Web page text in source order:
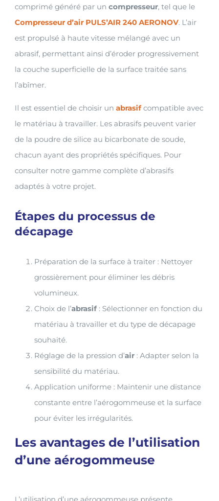
comprimé généré par un compresseur, tel que le
Compresseur d’air PULS’AIR 240 AERONOV. L’air
est propulsé à haute vitesse mélangé avec un
abrasif, permettant ainsi d’éroder progressivement
la couche superficielle de la surface traitée sans
l’abîmer.
Il est essentiel de choisir un abrasif compatible avec
le matériau à travailler. Les abrasifs peuvent varier
de la poudre de silice au bicarbonate de soude,
chacun ayant des propriétés spécifiques. Pour
consulter notre gamme complète d’abrasifs
adaptés à votre projet.
Étapes du processus de
décapage
Préparation de la surface à traiter : Nettoyer
grossièrement pour éliminer les débris
volumineux.
Choix de l’abrasif : Sélectionner en fonction du
matériau à travailler et du type de décapage
souhaité.
Réglage de la pression d’air : Adapter selon la
sensibilité du matériau.
Application uniforme : Maintenir une distance
constante entre l’aérogommeuse et la surface
pour éviter les irrégularités.
Les avantages de l’utilisation
d’une aérogommeuse